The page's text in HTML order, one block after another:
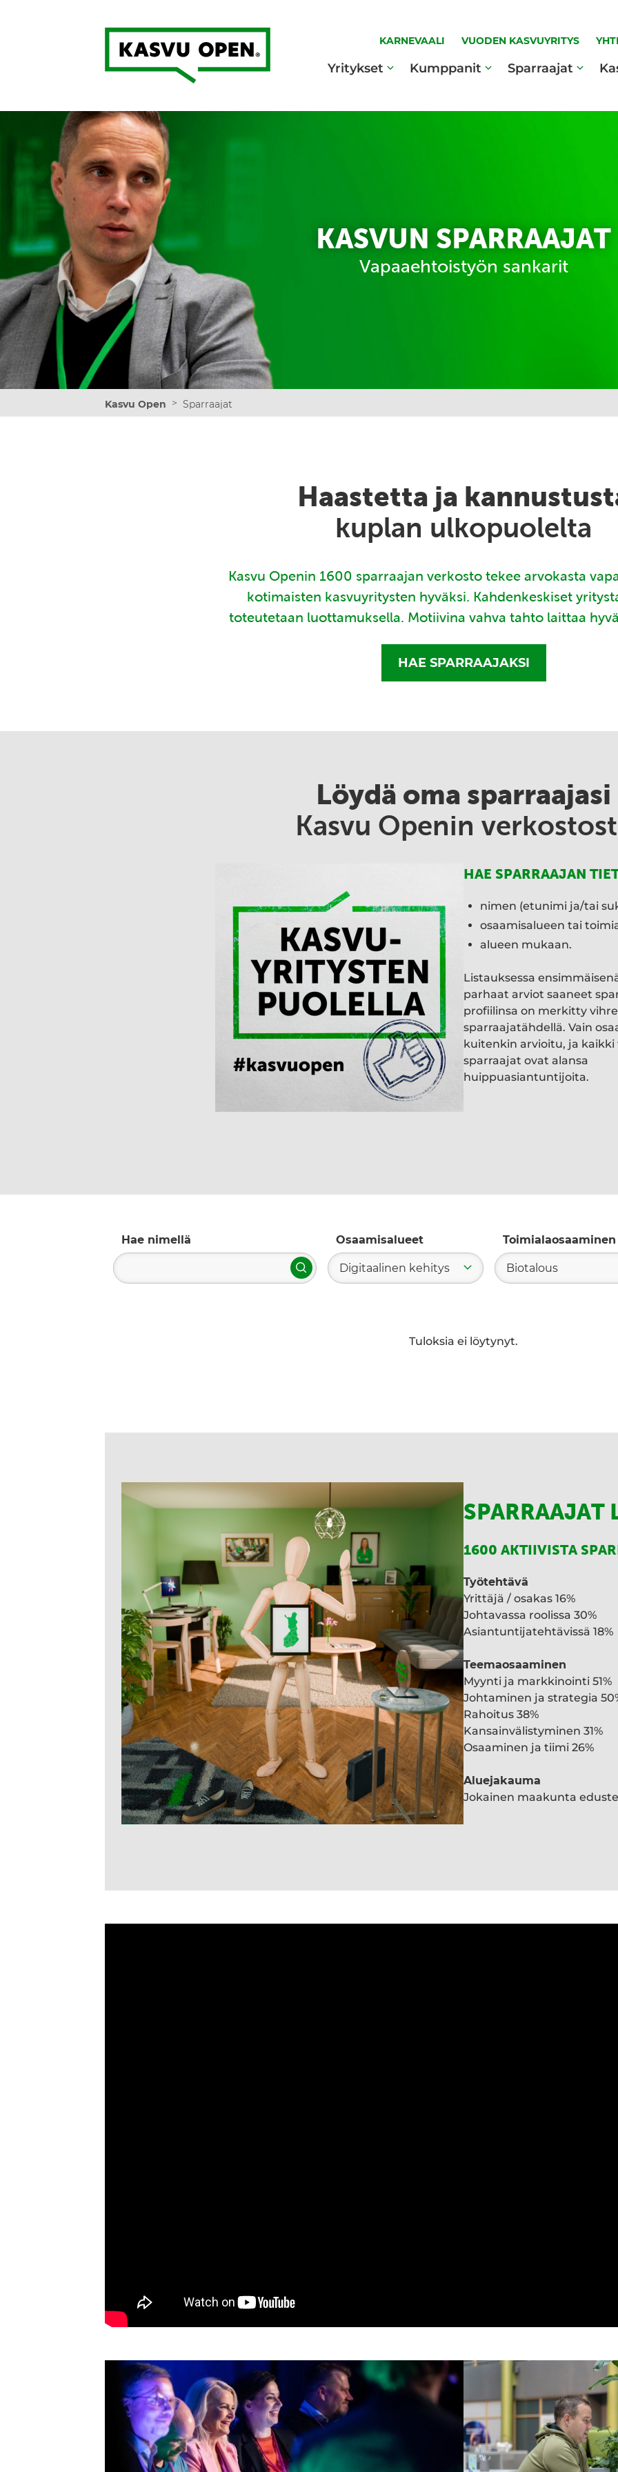
Kasvu Open
KARNEVAALI VUODEN KASVUYRITYS
Yritykset Kumppanit Sparraajat
KASVUN SPARRAAJAT
Vapaaehtoistyön sankarit
Kasvu Open > Sparraajat
Haastetta ja
kuplan ulkopuolelta
Kasvu Openin 1600 sparraajan verkosto tekee arvokasta
kotimaisten kasvuyritysten hyväksi. Kahdenkeskiset
toteutetaan luottamuksella. Motiivina vahva tahto laittaa
HAE SPARRAAJAKSI
Löydä oma sparraajasi
Kasvu Openin
HAE SPARRAAJAN
nimen (etunimi ja/tai
osaamisalueen tai
alueen mukaan.
Listauksessa
parhaat arviot saaneet
profiilinsa on merkitty
sparraajatähdellä. Vain
kuitenkin arvioitu, ja
sparraajat ovat alansa
huippuasiantuntijoita.
Hae nimellä
Hae
Osaamisalueet
Digitaalinen kehitys
Toimialaosaaminen
Biotalous
Tuloksia ei löytynyt.
SPARRAAJAT
1600 AKTIIVISTA
Työtehtävä
Yrittäjä / osakas 16%
Johtavassa roolissa 30%
Asiantuntijatehtävissä 18%
Teemaosaaminen
Myynti ja markkinointi 51%
Johtaminen ja strategia
Rahoitus 38%
Kansainvälistyminen 31%
Osaaminen ja tiimi 26%
Aluejakauma
Jokainen maakunta